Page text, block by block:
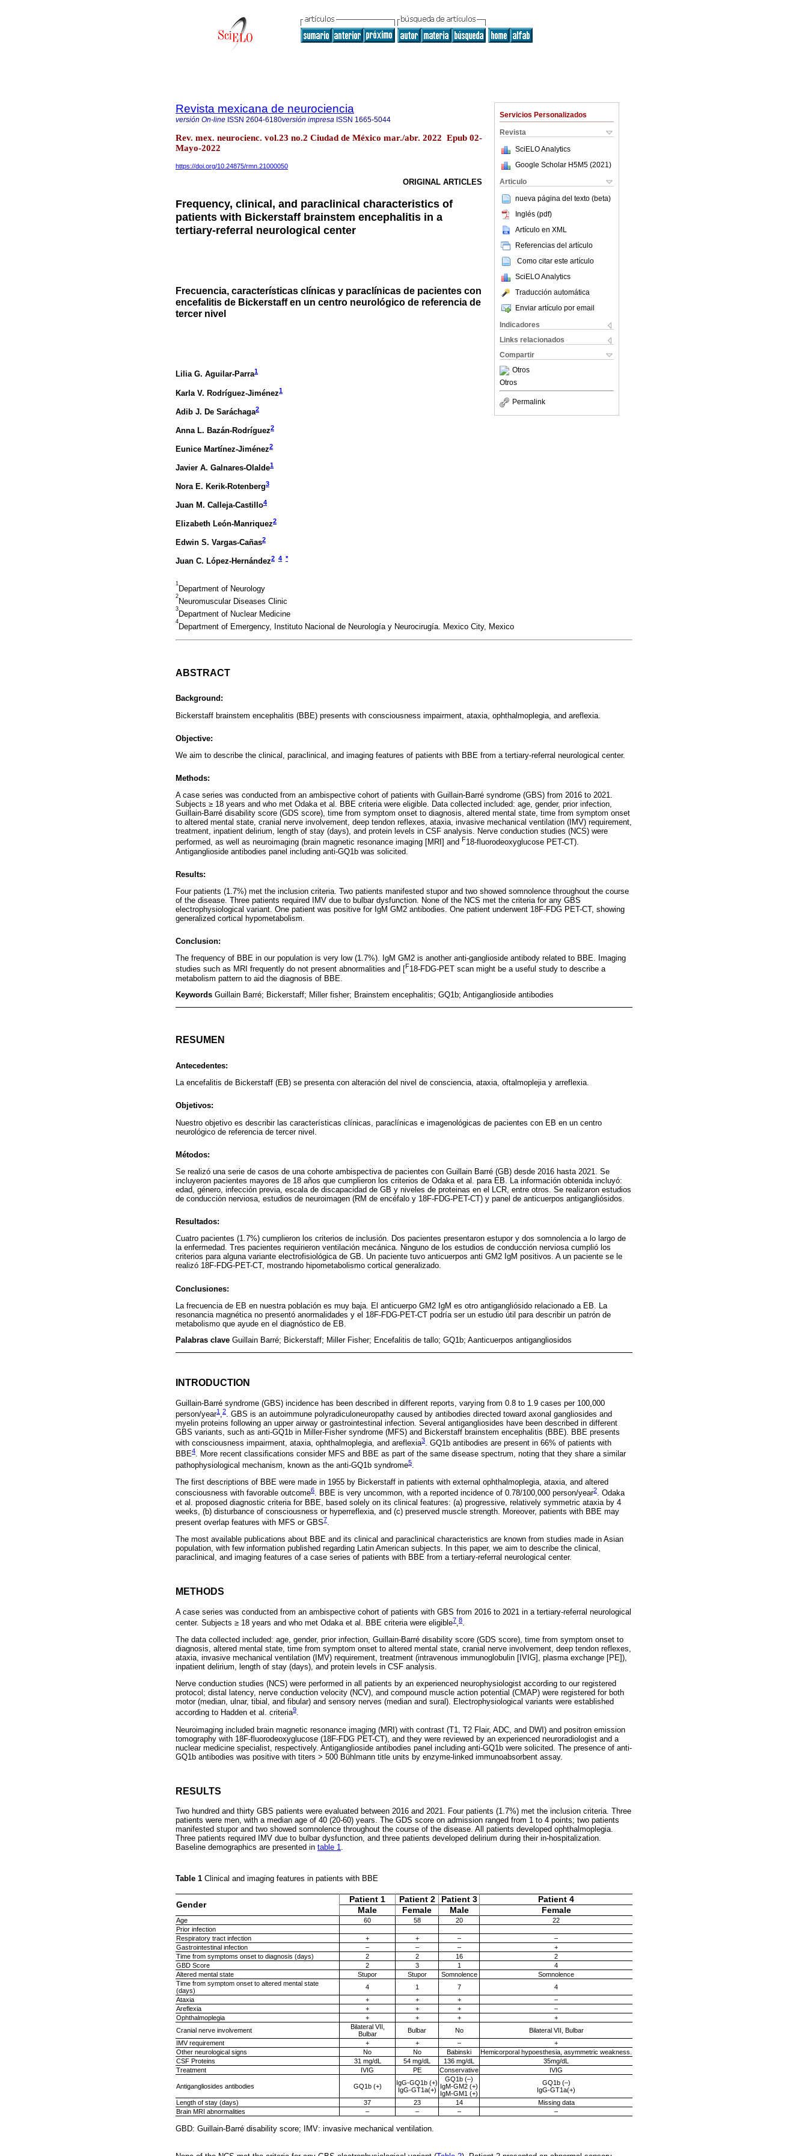
Servicios Personalizados
Revista
SciELO Analytics
Google Scholar H5M5 (2021 )
Articulo
nueva página del texto (beta)
Inglés (pdf)
Artículo en XML
Referencias del artículo
Como citar este artículo
SciELO Analytics
Traducción automática
Enviar artículo por email
Indicadores
Links relacionados
Compartir
Otros
Otros
Permalink
Revista mexicana de neurociencia
versión On-line ISSN 2604-6180versión impresa ISSN 1665-5044
Rev. mex. neurocienc. vol.23 no.2 Ciudad de México mar./abr. 2022 Epub 02-
Mayo-2022
https://doi.org/10.24875/rmn.21000050
ORIGINAL ARTICLES
Frequency, clinical, and paraclinical characteristics of
patients with Bickerstaff brainstem encephalitis in a
tertiary-referral neurological center
Frecuencia, características clínicas y paraclínicas de pacientes con
encefalitis de Bickerstaff en un centro neurológico de referencia de
tercer nivel
Lilia G. Aguilar-Parra1
Karla V. Rodríguez-Jiménez1
Adib J. De Saráchaga2
Anna L. Bazán-Rodríguez2
Eunice Martínez-Jiménez2
Javier A. Galnares-Olalde1
Nora E. Kerik-Rotenberg3
Juan M. Calleja-Castillo4
Elizabeth León-Manriquez2
Edwin S. Vargas-Cañas2
Juan C. López-Hernández2 4 *
1
Department of Neurology
2
Neuromuscular Diseases Clinic
3
Department of Nuclear Medicine
4
Department of Emergency, Instituto Nacional de Neurología y Neurocirugía. Mexico City, Mexico
ABSTRACT
Background:
Bickerstaff brainstem encephalitis (BBE) presents with consciousness impairment, ataxia, ophthalmoplegia, and areflexia.
Objective:
We aim to describe the clinical, paraclinical, and imaging features of patients with BBE from a tertiary-referral neurological center.
Methods:
A case series was conducted from an ambispective cohort of patients with Guillain-Barré syndrome (GBS) from 2016 to 2021.
Subjects ≥ 18 years and who met Odaka et al. BBE criteria were eligible. Data collected included: age, gender, prior infection,
Guillain-Barré disability score (GDS score), time from symptom onset to diagnosis, altered mental state, time from symptom onset
to altered mental state, cranial nerve involvement, deep tendon reflexes, ataxia, invasive mechanical ventilation (IMV) requirement,
treatment, inpatient delirium, length of stay (days), and protein levels in CSF analysis. Nerve conduction studies (NCS) were
performed, as well as neuroimaging (brain magnetic resonance imaging [MRI] and F18-fluorodeoxyglucose PET-CT).
Antiganglioside antibodies panel including anti-GQ1b was solicited.
Results:
Four patients (1.7%) met the inclusion criteria. Two patients manifested stupor and two showed somnolence throughout the course
of the disease. Three patients required IMV due to bulbar dysfunction. None of the NCS met the criteria for any GBS
electrophysiological variant. One patient was positive for IgM GM2 antibodies. One patient underwent 18F-FDG PET-CT, showing
generalized cortical hypometabolism.
Conclusion:
The frequency of BBE in our population is very low (1.7%). IgM GM2 is another anti-ganglioside antibody related to BBE. Imaging
studies such as MRI frequently do not present abnormalities and [F18-FDG-PET scan might be a useful study to describe a
metabolism pattern to aid the diagnosis of BBE.
Keywords Guillain Barré; Bickerstaff; Miller fisher; Brainstem encephalitis; GQ1b; Antiganglioside antibodies
RESUMEN
Antecedentes:
La encefalitis de Bickerstaff (EB) se presenta con alteración del nivel de consciencia, ataxia, oftalmoplejia y arreflexia.
Objetivos:
Nuestro objetivo es describir las características clínicas, paraclínicas e imagenológicas de pacientes con EB en un centro
neurológico de referencia de tercer nivel.
Métodos:
Se realizó una serie de casos de una cohorte ambispectiva de pacientes con Guillain Barré (GB) desde 2016 hasta 2021. Se
incluyeron pacientes mayores de 18 años que cumplieron los criterios de Odaka et al. para EB. La información obtenida incluyó:
edad, género, infección previa, escala de discapacidad de GB y niveles de proteinas en el LCR, entre otros. Se realizaron estudios
de conducción nerviosa, estudios de neuroimagen (RM de encéfalo y 18F-FDG-PET-CT) y panel de anticuerpos antigangliósidos.
Resultados:
Cuatro pacientes (1.7%) cumplieron los criterios de inclusión. Dos pacientes presentaron estupor y dos somnolencia a lo largo de
la enfermedad. Tres pacientes requirieron ventilación mecánica. Ninguno de los estudios de conducción nerviosa cumplió los
criterios para alguna variante electrofisiológica de GB. Un paciente tuvo anticuerpos anti GM2 IgM positivos. A un paciente se le
realizó 18F-FDG-PET-CT, mostrando hipometabolismo cortical generalizado.
Conclusiones:
La frecuencia de EB en nuestra población es muy baja. El anticuerpo GM2 IgM es otro antigangliósido relacionado a EB. La
resonancia magnética no presentó anormalidades y el 18F-FDG-PET-CT podría ser un estudio útil para describir un patrón de
metabolismo que ayude en el diagnóstico de EB.
Palabras clave Guillain Barré; Bickerstaff; Miller Fisher; Encefalitis de tallo; GQ1b; Aanticuerpos antigangliosidos
INTRODUCTION
Guillain-Barré syndrome (GBS) incidence has been described in different reports, varying from 0.8 to 1.9 cases per 100,000
person/year1 2
. GBS is an autoimmune polyradiculoneuropathy caused by antibodies directed toward axonal gangliosides and
myelin proteins following an upper airway or gastrointestinal infection. Several antigangliosides have been described in different
GBS variants, such as anti-GQ1b in Miller-Fisher syndrome (MFS) and Bickerstaff brainstem encephalitis (BBE). BBE presents
with consciousness impairment, ataxia, ophthalmoplegia, and areflexia3. GQ1b antibodies are present in 66% of patients with
BBE4. More recent classifications consider MFS and BBE as part of the same disease spectrum, noting that they share a similar
pathophysiological mechanism, known as the anti-GQ1b syndrome5.
The first descriptions of BBE were made in 1955 by Bickerstaff in patients with external ophthalmoplegia, ataxia, and altered
consciousness with favorable outcome6. BBE is very uncommon, with a reported incidence of 0.78/100,000 person/year2. Odaka
et al. proposed diagnostic criteria for BBE, based solely on its clinical features: (a) progressive, relatively symmetric ataxia by 4
weeks, (b) disturbance of consciousness or hyperreflexia, and (c) preserved muscle strength. Moreover, patients with BBE may
present overlap features with MFS or GBS7.
The most available publications about BBE and its clinical and paraclinical characteristics are known from studies made in Asian
population, with few information published regarding Latin American subjects. In this paper, we aim to describe the clinical,
paraclinical, and imaging features of a case series of patients with BBE from a tertiary-referral neurological center.
METHODS
A case series was conducted from an ambispective cohort of patients with GBS from 2016 to 2021 in a tertiary-referral neurological
center. Subjects ≥ 18 years and who met Odaka et al. BBE criteria were eligible7 8
The data collected included: age, gender, prior infection, Guillain-Barré disability score (GDS score), time from symptom onset to
diagnosis, altered mental state, time from symptom onset to altered mental state, cranial nerve involvement, deep tendon reflexes,
ataxia, invasive mechanical ventilation (IMV) requirement, treatment (intravenous immunoglobulin [IVIG], plasma exchange [PE]),
inpatient delirium, length of stay (days), and protein levels in CSF analysis.
Nerve conduction studies (NCS) were performed in all patients by an experienced neurophysiologist according to our registered
protocol; distal latency, nerve conduction velocity (NCV), and compound muscle action potential (CMAP) were registered for both
motor (median, ulnar, tibial, and fibular) and sensory nerves (median and sural). Electrophysiological variants were established
according to Hadden et al. criteria9.
Neuroimaging included brain magnetic resonance imaging (MRI) with contrast (T1, T2 Flair, ADC, and DWI) and positron emission
tomography with 18F-fluorodeoxyglucose (18F-FDG PET-CT), and they were reviewed by an experienced neuroradiologist and a
nuclear medicine specialist, respectively. Antiganglioside antibodies panel including anti-GQ1b were solicited. The presence of anti-
GQ1b antibodies was positive with titers > 500 Bühlmann title units by enzyme-linked immunoabsorbent assay.
RESULTS
Two hundred and thirty GBS patients were evaluated between 2016 and 2021. Four patients (1.7%) met the inclusion criteria. Three
patients were men, with a median age of 40 (20-60) years. The GDS score on admission ranged from 1 to 4 points; two patients
manifested stupor and two showed somnolence throughout the course of the disease. All patients developed ophthalmoplegia.
Three patients required IMV due to bulbar dysfunction, and three patients developed delirium during their in-hospitalization.
Baseline demographics are presented in table 1.
Table 1 Clinical and imaging features in patients with BBE
Gender
Patient 1 Patient 2 Patient 3
Patient 4
Male
Female Male Female
Age 60 58 20
22
Prior infection
Respiratory tract infection
+ + –
–
Gastrointestinal infection
– – –
+
Time from symptoms onset to diagnosis (days)
2 2 16
2
GBD Score
2 3 1
4
Altered mental state
Stupor Stupor Somnolence
Somnolence
Time from symptom onset to altered mental state
(days)
4 1 7
4
Ataxia
+ + +
–
Areflexia
+ + +
–
Ophthalmoplegia
+ + +
+
Cranial nerve involvement
Bilateral VII,
Bulbar
Bulbar No
Bilateral VII, Bulbar
IMV requirement
+ + –
+
Other neurological signs
No No Babinski
Hemicorporal hypoesthesia, asymmetric weakness.
CSF Proteins
31 mg/dL 54 mg/dL 136 mg/dL
35mg/dL
Treatment
IVIG PE Conservative IVIG
Antigangliosides antibodies GQ1b (+)
IgG-GQ1b (+)
IgG-GT1a(+)
GQ1b (–)
IgM-GM2 (+)
IgM-GM1 (+)
GQ1b (–)
IgG-GT1a(+)
Length of stay (days)
37 23 14
Missing data
Brain MRI abnormalities
– – – –
GBD: Guillain-Barré disability score; IMV: invasive mechanical ventilation.